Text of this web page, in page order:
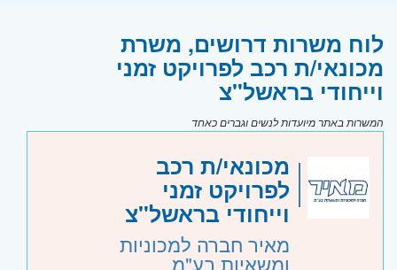
לוח משרות דרושים, משרת
מכונאי/ת רכב לפרויקט זמני
וייחודי בראשל"צ
המשרות באתר מיועדות לנשים וגברים כאחד
מכונאי/ת רכב
לפרויקט זמני
וייחודי בראשל"צ
מאיר חברה למכוניות
ומשאיות בע"מ